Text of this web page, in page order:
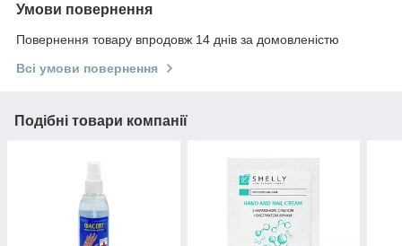
Умови повернення
Повернення товару впродовж 14 днів за домовленістю
Всі умови повернення
Подібні товари компанії